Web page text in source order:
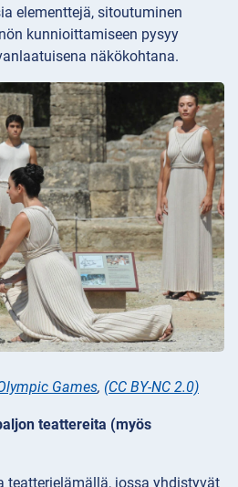
elementtejä, sitoutuminen
kunnioittamiseen pysyy
näkökohtana.
Games, (CC BY-NC 2.0)
teattereita (myös
teatterielämällä, jossa yhdistyvät